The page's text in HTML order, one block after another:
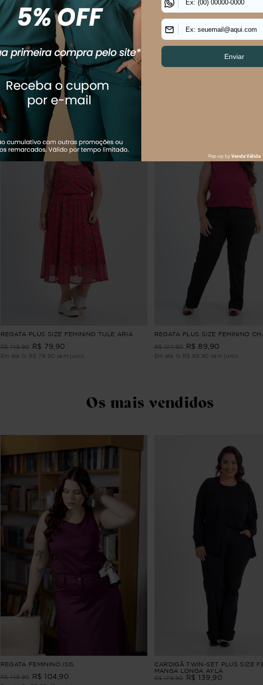
Shorts Plus Size Feminino Evidência
R$ 164, 90 R$ 129,90
Em até2x R$ 64,95sem juros
Shorts Plus Size Feminino
Em até 2 R$ sem juros
Quem comprou, comprou
REGATA PLUS SIZE FEMININO TULE ARIA
R$ 149,90 R$ 79 90
Em até 1 x R$ 79 90 sem juros
REGATA PLUS SIZE FEMININO
R$ 124,90 R$ 89 90
Em até 1 x R$ 89 90 sem juros
Os mais vendidos
REGATA FEMININO ISIS
R$ 149,90 R$ 104 90
CARDIGÃ TWIN-SET PLUS SIZE
MANGA LONGA AYLA
R$ 179,90 R$ 139 90